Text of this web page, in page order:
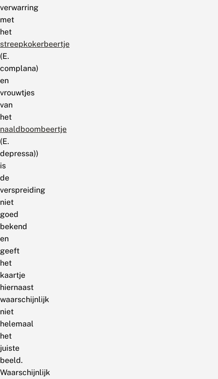
verwarring
met
het
streepkokerbeertje
(E.
complana)
en
vrouwtjes
van
het
naaldboombeertje
(E.
depressa))
is
de
verspreiding
niet
goed
bekend
en
geeft
het
kaartje
hiernaast
waarschijnlijk
niet
helemaal
het
juiste
beeld.
Waarschijnlijk